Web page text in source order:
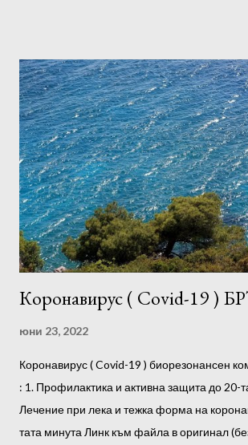
Коронавирус ( Covid-19 )
юни 23, 2022
Коронавирус ( Covid-19 ) биорезонансен
: 1. Профилактика и активна защита до 20-
Лечение при лека и тежка форма на
тата минута Линк към файла в оригинал